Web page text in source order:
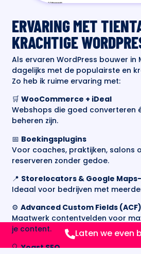
ERVARING MET
KRACHTIGE
Als ervaren WordPress bouwer in
dagelijks met de populairste en
Zo heb ik ruime ervaring met:
🛒WooCommerce + iDeal
Webshops die goed converteren
beheren zijn.
📅 Boekingsplugins
Voor coaches, praktijken, salons
reserveren zonder gedoe.
📍 Storelocators & Google
Ideaal voor bedrijven met
⚙️Advanced Custom Fields (ACF)
Maatwerk contentvelden voor
je content.
🔍Yoast SEO
Laten we even